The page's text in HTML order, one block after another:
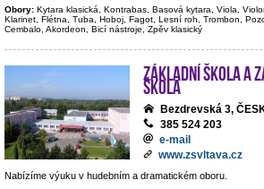
Obory: Kytara klasická, Kontrabas, Basová kytara, Viola,
Klarinet, Flétna, Tuba, Hoboj, Fagot, Lesní roh, Trombon,
Cembalo, Akordeon, Bicí nástroje, Zpěv klasický
Základní škola a
škola
Bezdrevská 3,
385 524 203
e-mail
www.zsvltava.cz
Nabízíme výuku v hudebním a dramatickém oboru.